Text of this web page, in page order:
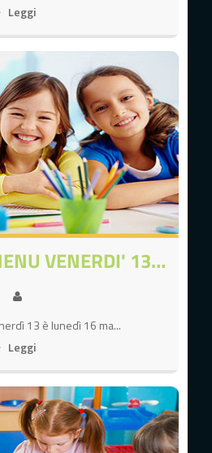
Leggi
VARIAZIONE MENU VENERDI' 13 E LUNEDI' 16 MARZO 2026
13 è lunedì 16 ma...
Leggi